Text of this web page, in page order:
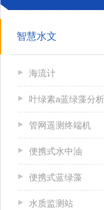
智慧水文
海流计
叶绿素a蓝绿藻分
管网遥测终端机
便携式水中油
便携式蓝绿藻
水质监测站